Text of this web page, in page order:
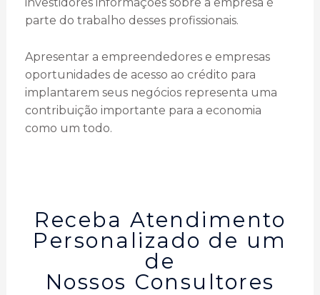
investidores informações sobre a empresa é
parte do trabalho desses profissionais.
Apresentar a empreendedores e empresas
oportunidades de acesso ao crédito para
implantarem seus negócios representa uma
contribuição importante para a economia
como um todo.
Receba Atendimento
Personalizado de um
de
Nossos Consultores